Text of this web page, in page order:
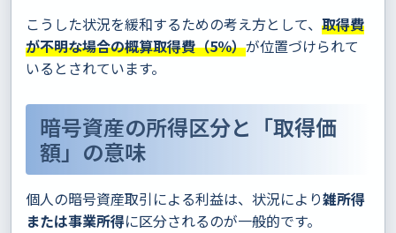
こうした状況を緩和するための考え方として、 取得費
が不明な場合の概算取得費（5％）が位置づけられて
いるとされています。
暗号資産の所得区分と「取得価
額」の意味
個人の暗号資産取引による利益は、状況により雑所得
または事業所得に区分されるのが一般的です。